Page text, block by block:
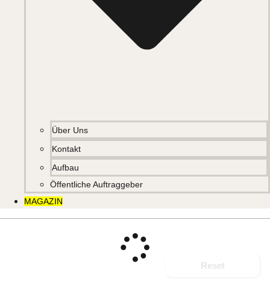
Über Uns
Kontakt
Aufbau
Öffentliche Auftraggeber
MAGAZIN
Reset